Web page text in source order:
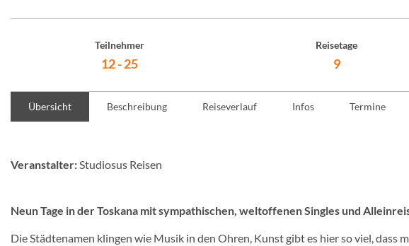
Teilnehmer
12 - 25
Reisetage
9
Übersicht Beschreibung Reiseverlauf Infos Termine
Veranstalter:Studiosus Reisen
Neun Tage in der Toskana mit sympathischen, weltoffenen Singles und
Die Städtenamen klingen wie Musik in den Ohren, Kunst gibt es hier so viel, dass